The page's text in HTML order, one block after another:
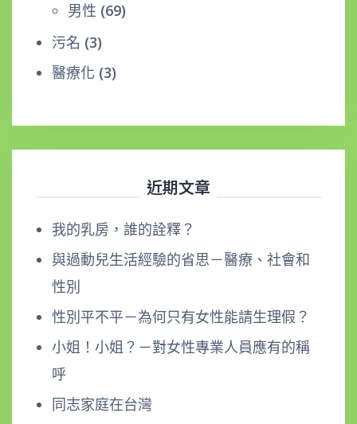
男性 (69)
污名 (3)
醫療化 (3)
近期文章
我的乳房，誰的詮釋？
與過動兒生活經驗的省思－醫療、社會和
性別
性別平不平－為何只有女性能請生理假？
小姐！小姐？－對女性專業人員應有的稱
呼
同志家庭在台灣